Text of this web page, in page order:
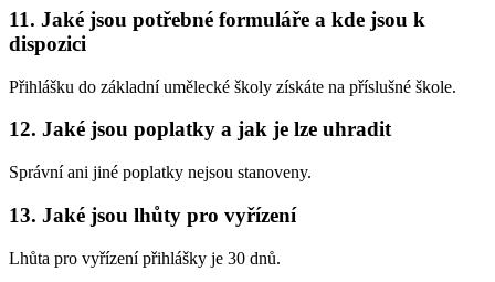
11. Jaké jsou potřebné formuláře a kde jsou k
dispozici
Přihlášku do základní umělecké školy získáte na příslušné škole.
12. Jaké jsou poplatky a jak je lze uhradit
Správní ani jiné poplatky nejsou stanoveny.
13. Jaké jsou lhůty pro vyřízení
Lhůta pro vyřízení přihlášky je 30 dnů.